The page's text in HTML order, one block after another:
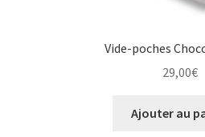
Vide-poches
29,00€
Ajouter au